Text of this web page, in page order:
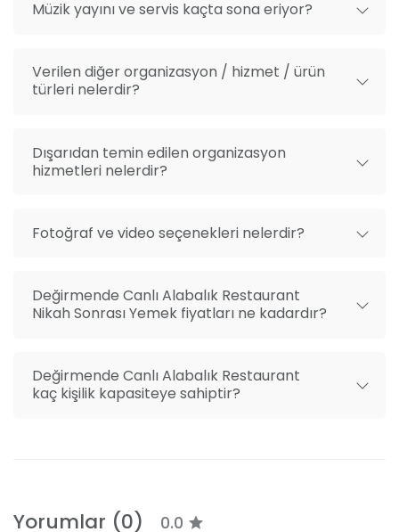
Müzik yayını ve servis kaçta sona eriyor?
Verilen diğer organizasyon / hizmet / ürün
türleri nelerdir?
Dışarıdan temin edilen organizasyon
hizmetleri nelerdir?
Fotoğraf ve video seçenekleri nelerdir?
Değirmende Canlı Alabalık Restaurant
Nikah Sonrası Yemek fiyatları ne kadardır?
Değirmende Canlı Alabalık Restaurant
kaç kişilik kapasiteye sahiptir?
Yorumlar (0) 0.0